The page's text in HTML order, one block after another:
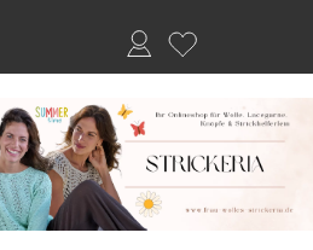
AnmeldenMerkliste